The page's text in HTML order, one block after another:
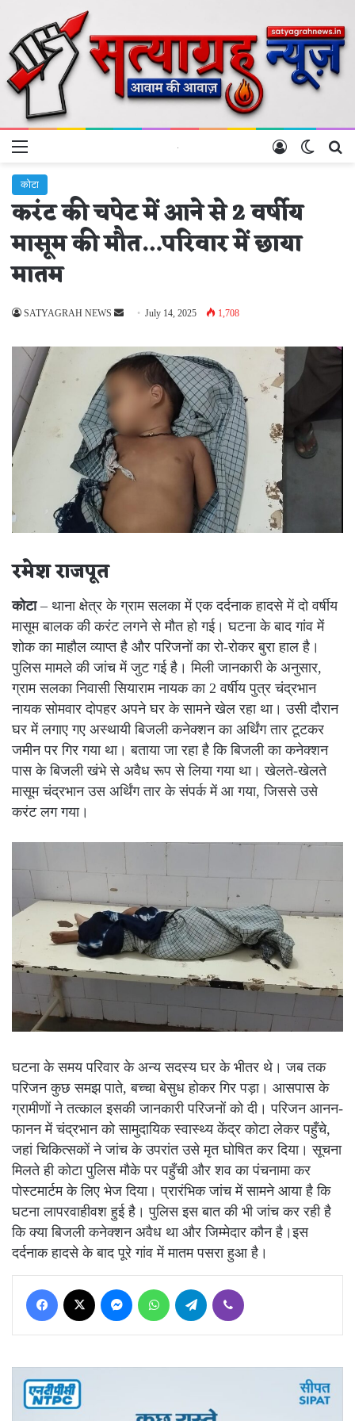
Menu Switch
Log In
कोटा
करंट की चपेट में आने से 2 वर्षीय
मासूम की मौत…परिवार में छाया
मातम
SATYAGRAH NEWS
Send
email
July 14, 2025 1,708
रमेश राजपूत
कोटा– थाना क्षेत्र के ग्राम सलका में एक दर्दनाक हादसे में दो वर्षीय
मासूम बालक की करंट लगने से मौत हो गई। घटना के बाद गांव में
शोक का माहौल व्याप्त है और परिजनों का रो-रोकर बुरा हाल है।
पुलिस मामले की जांच में जुट गई है। मिली जानकारी के अनुसार,
ग्राम सलका निवासी सियाराम नायक का 2 वर्षीय पुत्र चंद्रभान
नायक सोमवार दोपहर अपने घर के सामने खेल रहा था। उसी दौरान
घर में लगाए गए अस्थायी बिजली कनेक्शन का अर्थिंग तार टूटकर
जमीन पर गिर गया था। बताया जा रहा है कि बिजली का कनेक्शन
पास के बिजली खंभे से अवैध रूप से लिया गया था। खेलते-खेलते
मासूम चंद्रभान उस अर्थिंग तार के संपर्क में आ गया, जिससे उसे
करंट लग गया।
घटना के समय परिवार के अन्य सदस्य घर के भीतर थे। जब तक
परिजन कुछ समझ पाते, बच्चा बेसुध होकर गिर पड़ा। आसपास के
ग्रामीणों ने तत्काल इसकी जानकारी परिजनों को दी। परिजन आनन-
फानन में चंद्रभान को सामुदायिक स्वास्थ्य केंद्र कोटा लेकर पहुँचे,
जहां चिकित्सकों ने जांच के उपरांत उसे मृत घोषित कर दिया। सूचना
मिलते ही कोटा पुलिस मौके पर पहुँची और शव का पंचनामा कर
पोस्टमार्टम के लिए भेज दिया। प्रारंभिक जांच में सामने आया है कि
घटना लापरवाहीवश हुई है। पुलिस इस बात की भी जांच कर रही है
कि क्या बिजली कनेक्शन अवैध था और जिम्मेदार कौन है।इस
दर्दनाक हादसे के बाद पूरे गांव में मातम पसरा हुआ है।
Facebook Messenger WhatsApp Telegram